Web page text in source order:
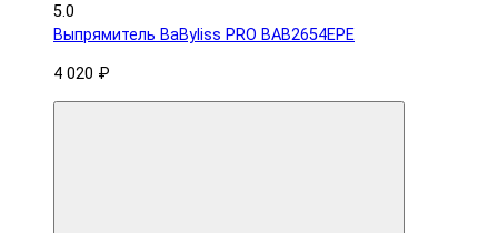
5.0
Выпрямитель BaByliss PRO BAB2654EPE
4 020 ₽